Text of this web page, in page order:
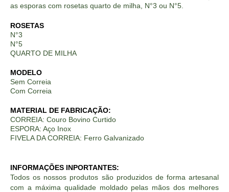
as esporas com rosetas quarto de milha, N°3 ou N°5.
ROSETAS
N°3
N°5
QUARTO DE MILHA
MODELO
Sem Correia
Com Correia
MATERIAL DE FABRICAÇÃO:
CORREIA: Couro Bovino Curtido
ESPORA: Aço Inox
FIVELA DA CORREIA: Ferro Galvanizado
INFORMAÇÕES INPORTANTES:
Todos os nossos produtos são produzidos de forma artesanal
com a máxima qualidade moldado pelas mãos dos melhores